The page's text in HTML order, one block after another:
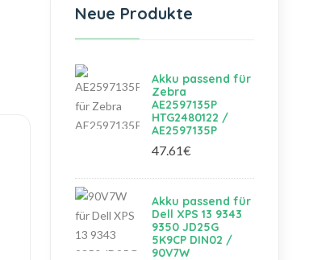
Neue Produkte
Akku passend für
Zebra
AE2597135P
HTG2480122 /
AE2597135P
47.61€
Akku passend für
Dell XPS 13 9343
9350 JD25G
5K9CP DIN02 /
90V7W